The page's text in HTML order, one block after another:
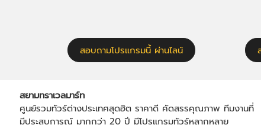
สอบถามโปรแกรมนี้ ผ่านไลน์
สยามทราเวลมาร์ท
ศูนย์รวมทัวร์ต่างประเทศสุดฮิต ราคาดี คัดสรรคุณภาพ ทีมงานที่
มีประสบการณ์ มากกว่า 20 ปี มีโปรแกรมทัวร์หลากหลาย